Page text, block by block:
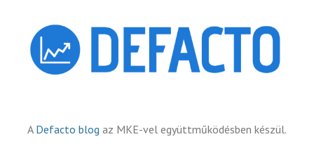
A Defacto blog az MKE-vel együttműködésben készül.